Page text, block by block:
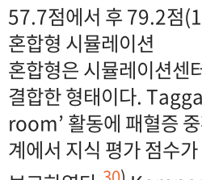
57.7점에서 후 79.2점
혼합형 시뮬레이션
혼합형은 시뮬레이션센
결합한 형태이다.
room’ 활동에 패혈증
계에서 지식 평가 점수